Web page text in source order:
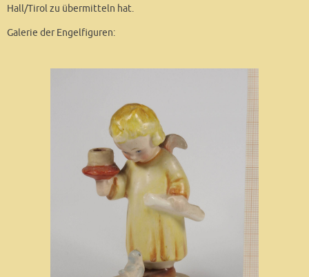
Hall/Tirol zu übermitteln hat.
Galerie der Engelfiguren: